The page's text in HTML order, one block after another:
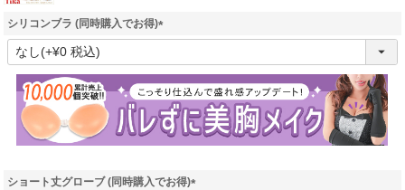
シリコンブラ (同時購入でお得)
(
須
)
ショート丈グローブ (同時購入でお得)